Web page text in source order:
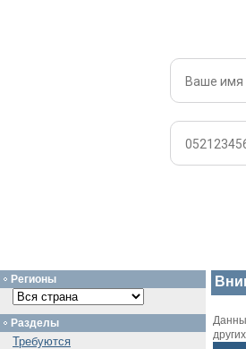
Регионы
Разделы
Требуются